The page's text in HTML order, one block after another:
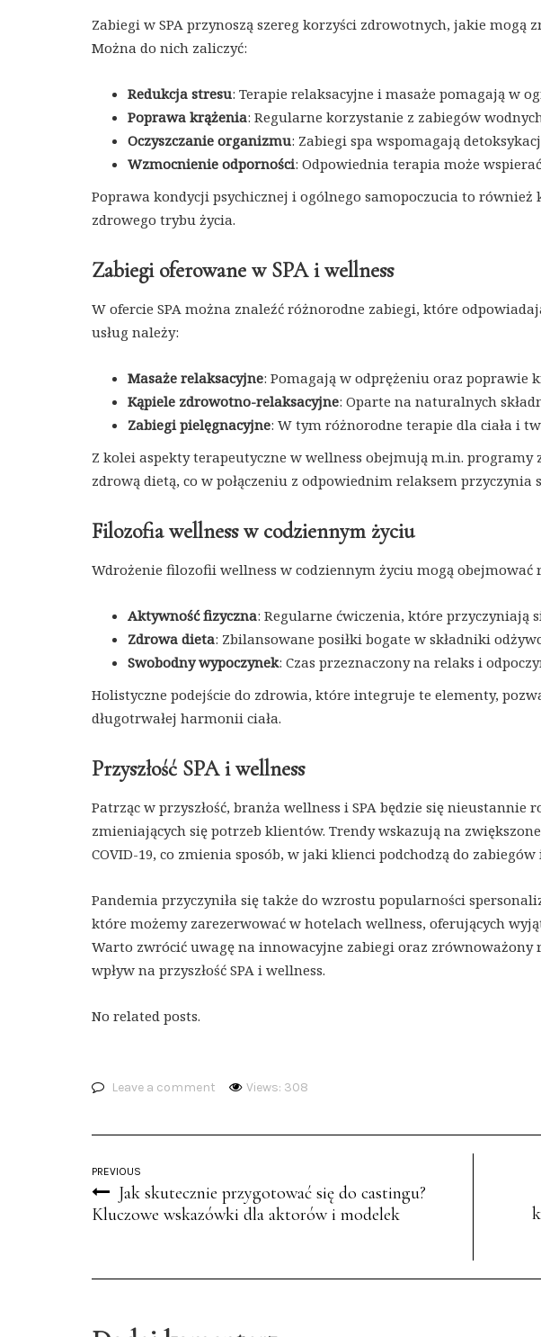
Zabiegi w SPA przynoszą szereg korzyści zdrowotnych, jakie mogą
Można do nich zaliczyć:
Redukcja stresu: Terapie relaksacyjne i masaże pomagają w
Poprawa krążenia: Regularne korzystanie z zabiegów
Oczyszczanie organizmu: Zabiegi spa wspomagają
Wzmocnienie odporności: Odpowiednia terapia może
Poprawa kondycji psychicznej i ogólnego samopoczucia to również
zdrowego trybu życia.
Zabiegi oferowane w SPA i wellness
W ofercie SPA można znaleźć różnorodne zabiegi, które
usług należy:
Masaże relaksacyjne: Pomagają w odprężeniu oraz poprawie
Kąpiele zdrowotno-relaksacyjne: Oparte na naturalnych
Zabiegi pielęgnacyjne: W tym różnorodne terapie dla ciała i
Z kolei aspekty terapeutyczne w wellness obejmują m.in. programy
zdrową dietą, co w połączeniu z odpowiednim relaksem
Filozofia wellness w codziennym życiu
Wdrożenie filozofii wellness w codziennym życiu mogą obejmować
Aktywność fizyczna: Regularne ćwiczenia, które przyczyniają
Zdrowa dieta: Zbilansowane posiłki bogate w składniki
Swobodny wypoczynek: Czas przeznaczony na relaks i
Holistyczne podejście do zdrowia, które integruje te elementy,
długotrwałej harmonii ciała.
Przyszłość SPA i wellness
Patrząc w przyszłość, branża wellness i SPA będzie się nieustannie
zmieniających się potrzeb klientów. Trendy wskazują na
COVID-19, co zmienia sposób, w jaki klienci podchodzą do zabiegów
Pandemia przyczyniła się także do wzrostu popularności
które możemy zarezerwować w hotelach wellness, oferujących
Warto zwrócić uwagę na innowacyjne zabiegi oraz zrównoważony
wpływ na przyszłość SPA i wellness.
No related posts.
Leave a comment Views: 308
PREVIOUS
Jak skutecznie przygotować się do castingu?
Kluczowe wskazówki dla aktorów i modelek